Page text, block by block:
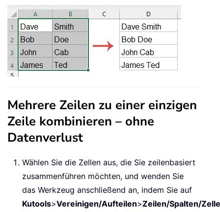
Mehrere Zeilen zu einer einzigen
Zeile kombinieren – ohne
Datenverlust
Wählen Sie die Zellen aus, die Sie zeilenbasiert
zusammenführen möchten, und wenden Sie
das Werkzeug anschließend an, indem Sie auf
Kutools>Vereinigen/Aufteilen>Zeilen/Spalten/